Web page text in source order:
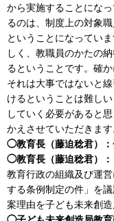
から実施することにな
るのは、制度上の対象
ということになってい
しく、教職員のかたの
るということです。確
それは大事ではないと
けるということは難し
していく必要があると
かえさせていただきます
◯教育長（藤迫稔君）：
◯教育長（藤迫稔君）：
教育行政の組織及び運
する条例制定の件」を
案理由を子ども未来創